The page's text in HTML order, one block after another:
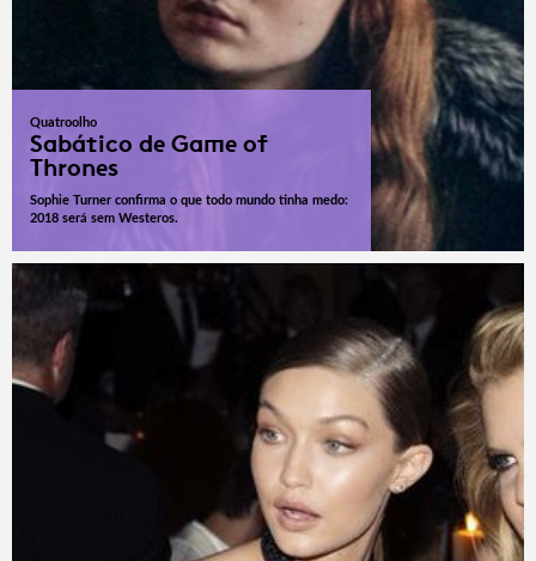
Quatroolho
Sabático de Game of
Thrones
Sophie Turner confirma o que todo mundo tinha medo:
2018 será sem Westeros.